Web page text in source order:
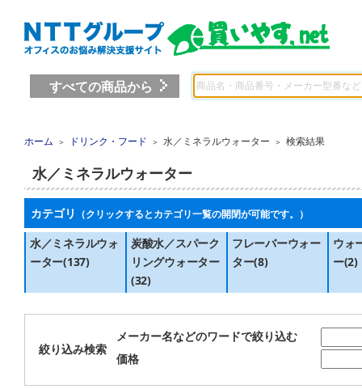
すべての商品から
ホーム ＞ ドリンク・フード ＞ 水／ミネラルウォーター ＞ 検索結果
水／ミネラルウォーター
カテゴリ （クリックするとカテゴリ一覧の開閉が可能です。）
水／ミネラルウォ
ーター(137)
炭酸水／スパーク
リングウォーター
(32)
フレーバーウォー
ター(8)
ウォ
ー(2)
絞り込み検索
メーカー名などのワードで絞り込む
価格